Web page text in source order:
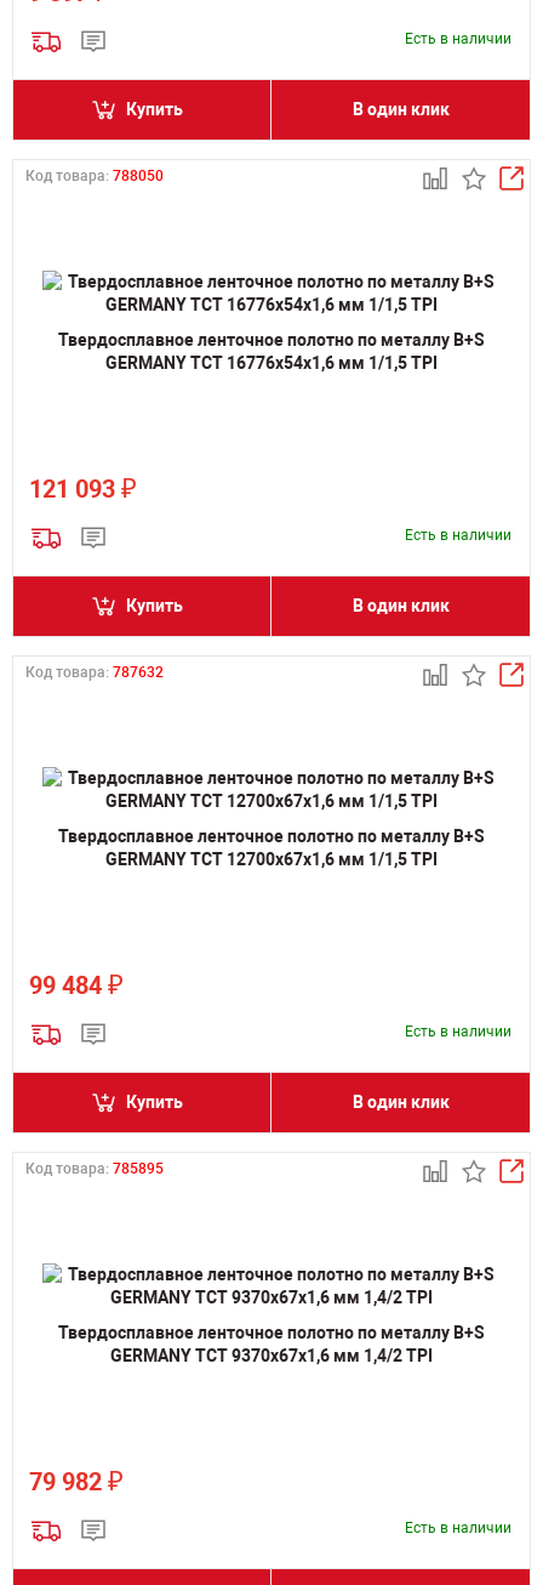
Есть в наличии
Купить В один клик
Код товара: 788050
Твердосплавное ленточное полотно по металлу B+S
GERMANY TCT 16776х54х1,6 мм 1/1,5 TPI
121 093 ₽
Есть в наличии
Купить В один клик
Код товара: 787632
Твердосплавное ленточное полотно по металлу B+S
GERMANY TCT 12700х67х1,6 мм 1/1,5 TPI
99 484 ₽
Есть в наличии
Купить В один клик
Код товара: 785895
Твердосплавное ленточное полотно по металлу B+S
GERMANY TCT 9370х67х1,6 мм 1,4/2 TPI
79 982 ₽
Есть в наличии